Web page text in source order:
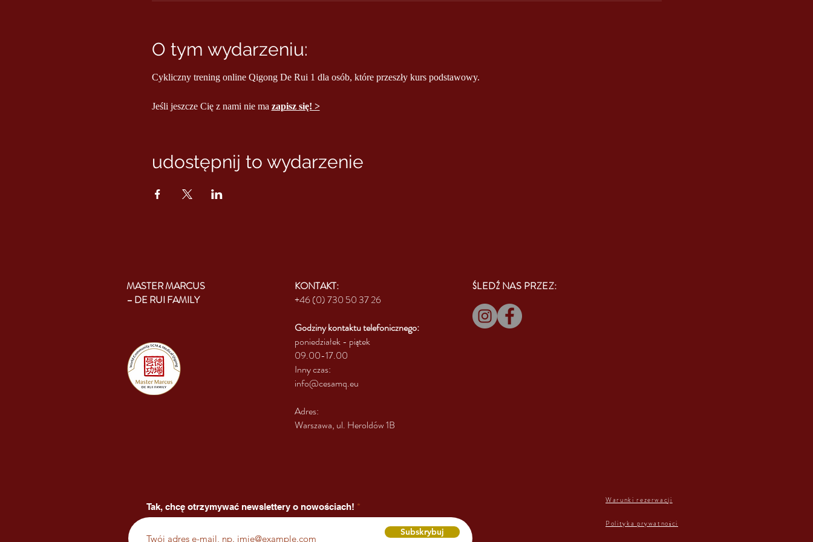
O tym wydarzeniu:
Cykliczny trening online Qigong De Rui 1 dla osób, które przeszły kurs podstawowy.
Jeśli jeszcze Cię z nami nie ma zapisz się! >
udostępnij to wydarzenie
KONTAKT:
+46 (0) 730 50 37 26
Godziny kontaktutelefonicznego:
poniedziałek - piątek
09.00-17.00
Inny czas:
info@cesamq.eu
Adres:
Warszawa, ul. Heroldów 1B
MASTER MARCUS
– DE RUI FAMILY
ŚLEDŹ NAS PRZEZ:
Tak, chcę otrzymywać newslettery o nowościach!
Subskrybuj
Warunki rezerwacji
Polityka prywatności